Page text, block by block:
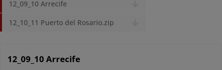
12_09_10 Arrecife
12_10_11 Puerto del Rosario.zip
12_09_10 Arrecife